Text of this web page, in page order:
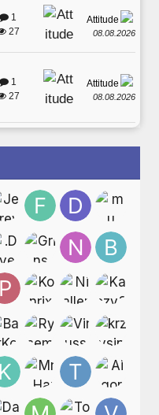
1
27
Attitude
08.08.2026
1
27
Attitude
08.08.2026